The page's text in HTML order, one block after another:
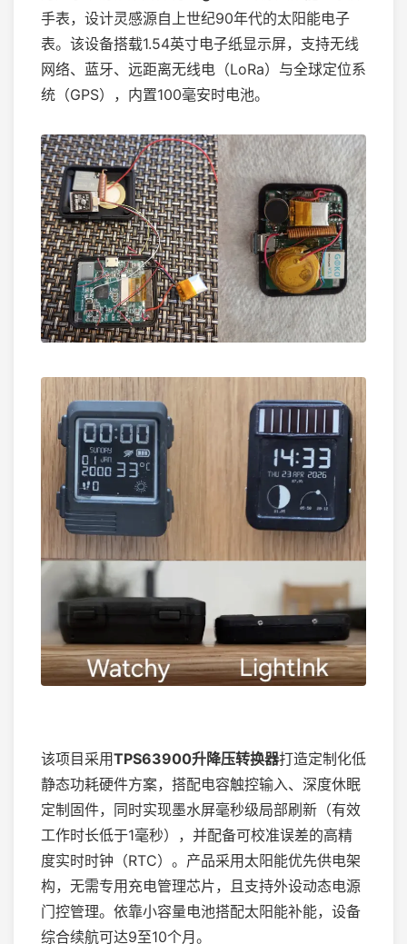
手表，设计灵感源自上世纪90年代的太阳能电子
表。该设备搭载1.54英寸电子纸显示屏，支持无线
网络、蓝牙、远距离无线电（LoRa）与全球定位系
统（GPS），内置100毫安时电池。
该项目采用TPS63900升降压转换器打造定制化低
静态功耗硬件方案，搭配电容触控输入、深度休眠
定制固件，同时实现墨水屏毫秒级局部刷新（有效
工作时长低于1毫秒），并配备可校准误差的高精
度实时时钟（RTC）。产品采用太阳能优先供电架
构，无需专用充电管理芯片，且支持外设动态电源
门控管理。依靠小容量电池搭配太阳能补能，设备
综合续航可达9至10个月。